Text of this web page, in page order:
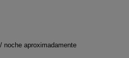
aproximadamente